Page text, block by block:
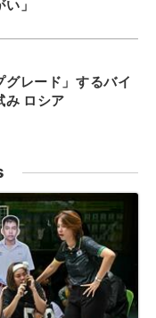
」
グレード」するバイ
み ロシア